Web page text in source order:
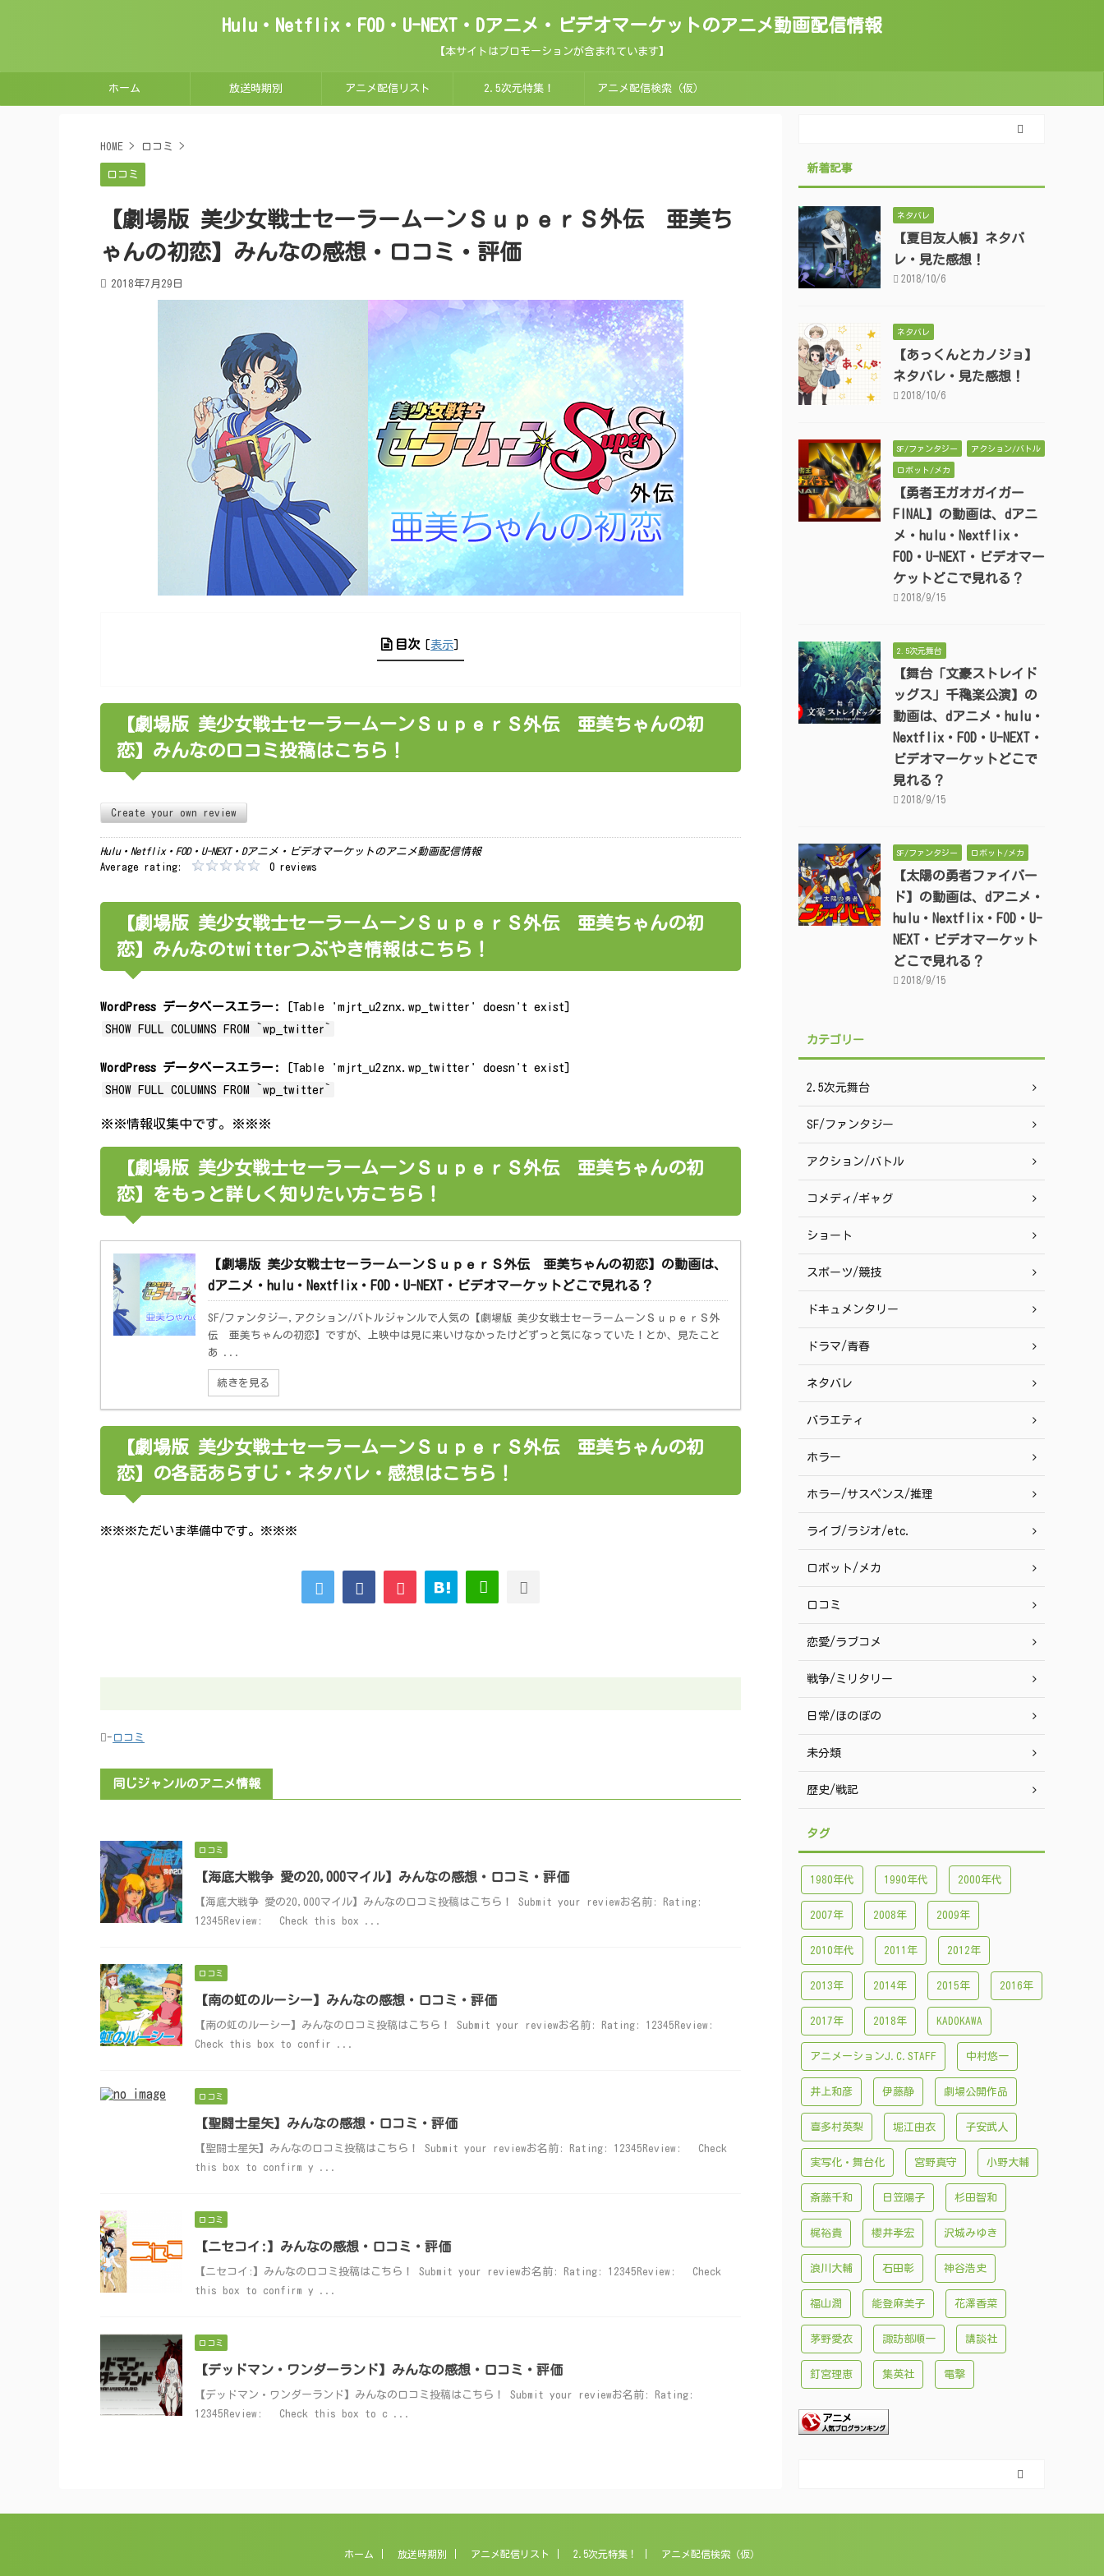
Hulu・Netflix・FOD・U-NEXT・Dアニメ・ビデオマーケットのアニメ動画配信情報
【本サイトはプロモーションが含まれています】
ホーム 放送時期別 アニメ配信リスト 2.5次元特集！ アニメ配信検索（仮）
HOME > 口コミ >
口コミ
【劇場版 美少女戦士セーラームーンＳｕｐｅｒＳ外伝 亜美ち
ゃんの初恋】みんなの感想・口コミ・評価
2018年7月29日
目次 [表示]
【劇場版 美少女戦士セーラームーンＳｕｐｅｒＳ外伝 亜美ちゃんの初
恋】みんなの口コミ投稿はこちら！
Create your own review
Hulu・Netflix・FOD・U-NEXT・Dアニメ・ビデオマーケットのアニメ動画配信情報
Average rating:
0 reviews
【劇場版 美少女戦士セーラームーンＳｕｐｅｒＳ外伝 亜美ちゃんの初
恋】みんなのtwitterつぶやき情報はこちら！
WordPress データベースエラー:
[Table 'mjrt_u2znx.wp_twitter' doesn't exist]
SHOW FULL COLUMNS FROM `wp_twitter`
WordPress データベースエラー:
[Table 'mjrt_u2znx.wp_twitter' doesn't exist]
SHOW FULL COLUMNS FROM `wp_twitter`
※※情報収集中です。※※※
【劇場版 美少女戦士セーラームーンＳｕｐｅｒＳ外伝 亜美ちゃんの初
恋】をもっと詳しく知りたい方こちら！
【劇場版 美少女戦士セーラームーンＳｕｐｅｒＳ外伝 亜美ちゃんの初恋】の動画は、
dアニメ・hulu・Nextflix・FOD・U-NEXT・ビデオマーケットどこで見れる？
SF/ファンタジー,アクション/バトルジャンルで人気の【劇場版 美少女戦士セーラームーンＳｕｐｅｒＳ外
伝 亜美ちゃんの初恋】ですが、上映中は見に来いけなかったけどずっと気になっていた！とか、見たこと
あ ...
続きを見る
【劇場版 美少女戦士セーラームーンＳｕｐｅｒＳ外伝 亜美ちゃんの初
恋】の各話あらすじ・ネタバレ・感想はこちら！
※※※ただいま準備中です。※※※
- 口コミ
同じジャンルのアニメ情報
口コミ
【海底大戦争 愛の20,000マイル】みんなの感想・口コミ・評価
【海底大戦争 愛の20,000マイル】みんなの口コミ投稿はこちら！ Submit your reviewお名前: Rating:
12345Review: Check this box ...
口コミ
【南の虹のルーシー】みんなの感想・口コミ・評価
【南の虹のルーシー】みんなの口コミ投稿はこちら！ Submit your reviewお名前: Rating: 12345Review:
Check this box to confir ...
口コミ
【聖闘士星矢】みんなの感想・口コミ・評価
【聖闘士星矢】みんなの口コミ投稿はこちら！ Submit your reviewお名前: Rating: 12345Review: Check
this box to confirm y ...
口コミ
【ニセコイ:】みんなの感想・口コミ・評価
【ニセコイ:】みんなの口コミ投稿はこちら！ Submit your reviewお名前: Rating: 12345Review: Check
this box to confirm y ...
口コミ
【デッドマン・ワンダーランド】みんなの感想・口コミ・評価
【デッドマン・ワンダーランド】みんなの口コミ投稿はこちら！ Submit your reviewお名前: Rating:
12345Review: Check this box to c ...
新着記事
ネタバレ
【夏目友人帳】ネタバ
レ・見た感想！
2018/10/6
ネタバレ
【あっくんとカノジョ】
ネタバレ・見た感想！
2018/10/6
SF/ファンタジー アクション/バトル
ロボット/メカ
【勇者王ガオガイガー
FINAL】の動画は、dアニ
メ・hulu・Nextflix・
FOD・U-NEXT・ビデオマー
ケットどこで見れる？
2018/9/15
2.5次元舞台
【舞台「文豪ストレイド
ッグス」千穐楽公演】の
動画は、dアニメ・hulu・
Nextflix・FOD・U-NEXT・
ビデオマーケットどこで
見れる？
2018/9/15
SF/ファンタジー ロボット/メカ
【太陽の勇者ファイバー
ド】の動画は、dアニメ・
hulu・Nextflix・FOD・U-
NEXT・ビデオマーケット
どこで見れる？
2018/9/15
カテゴリー
2.5次元舞台
SF/ファンタジー
アクション/バトル
コメディ/ギャグ
ショート
スポーツ/競技
ドキュメンタリー
ドラマ/青春
ネタバレ
バラエティ
ホラー
ホラー/サスペンス/推理
ライブ/ラジオ/etc.
ロボット/メカ
口コミ
恋愛/ラブコメ
戦争/ミリタリー
日常/ほのぼの
未分類
歴史/戦記
タグ
1980年代 1990年代 2000年代
2007年 2008年 2009年
2010年代 2011年 2012年
2013年 2014年 2015年 2016年
2017年 2018年 KADOKAWA
アニメーションJ.C.STAFF 中村悠一
井上和彦 伊藤静 劇場公開作品
喜多村英梨 堀江由衣 子安武人
実写化・舞台化 宮野真守 小野大輔
斎藤千和 日笠陽子 杉田智和
梶裕貴 櫻井孝宏 沢城みゆき
浪川大輔 石田彰 神谷浩史
福山潤 能登麻美子 花澤香菜
茅野愛衣 諏訪部順一 講談社
釘宮理恵 集英社 電撃
ホーム 放送時期別 アニメ配信リスト 2.5次元特集！ アニメ配信検索（仮）